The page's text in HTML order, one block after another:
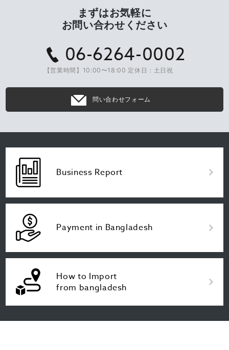
まずはお気軽に
お問い合わせください
06-6264-0002
【営業時間】10:00〜18:00 定休日：土日祝
問い合わせフォーム
Business Report
Payment in Bangladesh
How to Import
from bangladesh